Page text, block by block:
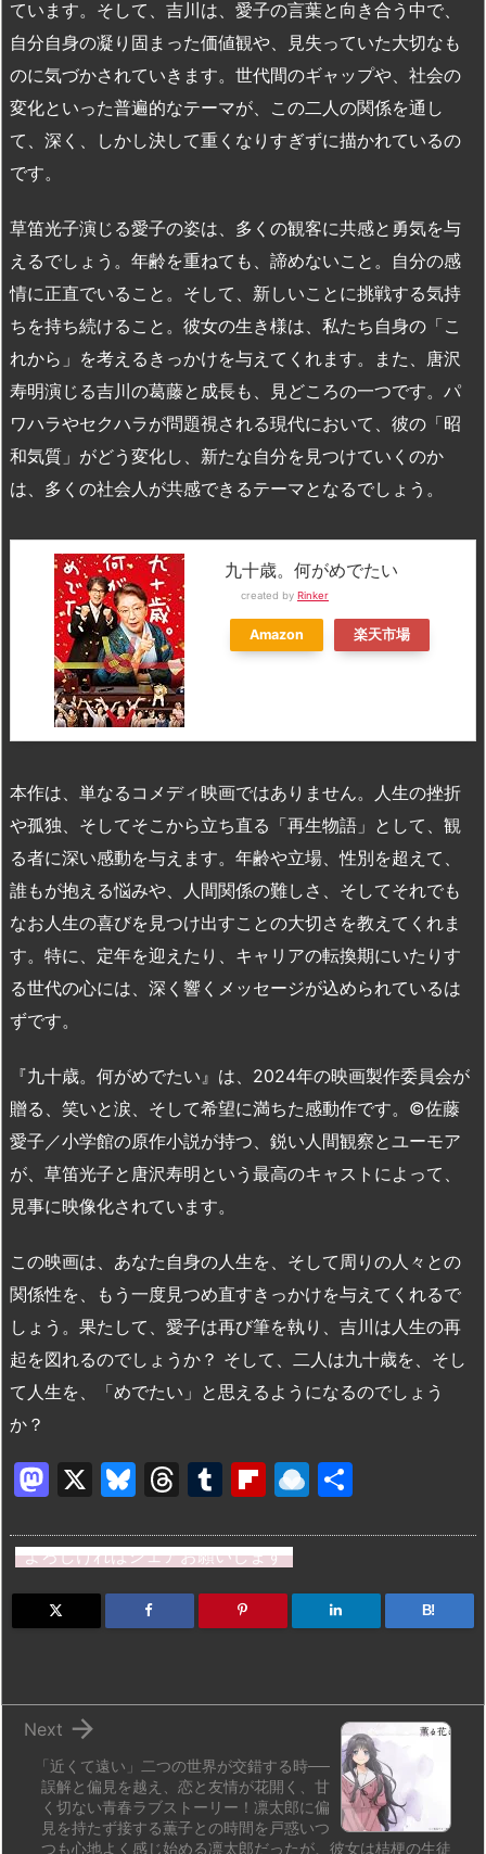
ています。そして、吉川は、愛子の言葉と向き合う中で、
自分自身の凝り固まった価値観や、見失っていた大切なも
のに気づかされていきます。世代間のギャップや、社会の
変化といった普遍的なテーマが、この二人の関係を通し
て、深く、しかし決して重くなりすぎずに描かれているの
です。
草笛光子演じる愛子の姿は、多くの観客に共感と勇気を与
えるでしょう。年齢を重ねても、諦めないこと。自分の感
情に正直でいること。そして、新しいことに挑戦する気持
ちを持ち続けること。彼女の生き様は、私たち自身の「こ
れから」を考えるきっかけを与えてくれます。また、唐沢
寿明演じる吉川の葛藤と成長も、見どころの一つです。パ
ワハラやセクハラが問題視される現代において、彼の「昭
和気質」がどう変化し、新たな自分を見つけていくのか
は、多くの社会人が共感できるテーマとなるでしょう。
九十歳。何がめでたい
created by Rinker
Amazon 楽天市場
本作は、単なるコメディ映画ではありません。人生の挫折
や孤独、そしてそこから立ち直る「再生物語」として、観
る者に深い感動を与えます。年齢や立場、性別を超えて、
誰もが抱える悩みや、人間関係の難しさ、そしてそれでも
なお人生の喜びを見つけ出すことの大切さを教えてくれま
す。特に、定年を迎えたり、キャリアの転換期にいたりす
る世代の心には、深く響くメッセージが込められているは
ずです。
『九十歳。何がめでたい』は、2024年の映画製作委員会が
贈る、笑いと涙、そして希望に満ちた感動作です。©佐藤
愛子／小学館の原作小説が持つ、鋭い人間観察とユーモア
が、草笛光子と唐沢寿明という最高のキャストによって、
見事に映像化されています。
この映画は、あなた自身の人生を、そして周りの人々との
関係性を、もう一度見つめ直すきっかけを与えてくれるで
しょう。果たして、愛子は再び筆を執り、吉川は人生の再
起を図れるのでしょうか？ そして、二人は九十歳を、そし
て人生を、「めでたい」と思えるようになるのでしょう
か？
M
st
o
d
X
Bl
e
s
k
T
e
a
d
T
m
bl
r
Fl
b
o
ar
R
n
dr
o
よろしければシェアお願いします
B!
「近くて遠い」二つの世界が交錯する時──
誤解と偏見を越え、恋と友情が花開く、甘
く切ない青春ラブストーリー！凛太郎に偏
見を持たず接する薫子との時間を戸惑いつ
つも心地よく感じ始める凛太郎だったが、彼女は桔梗の生徒

Next